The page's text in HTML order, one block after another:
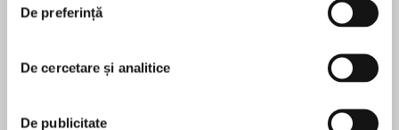
De preferință
De cercetare și analitice
De publicitate
No one has ever guessed Emily’s secret.
home. So what makes Emily Coleman get up
Tina Seskis
Tina Seskis grew up in Hampshire, England, and
after graduating from the University of Bath spent
more than twenty years working in marketing and